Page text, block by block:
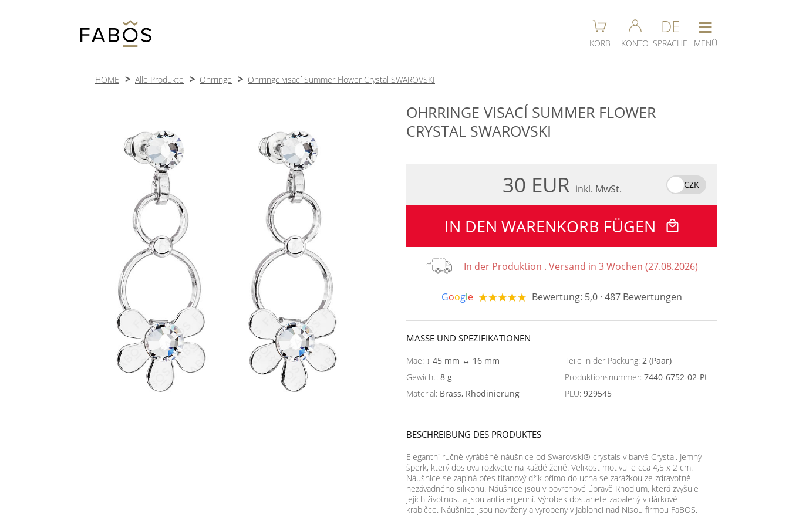
KORB KONTO
DE
SPRACHE
≡
MENÜ
HOME Alle Produkte Ohrringe Ohrringe visací Summer Flower Crystal SWAROVSKI
OHRRINGE VISACÍ SUMMER FLOWER
CRYSTAL SWAROVSKI
30 EUR inkl. MwSt. CZK
IN DEN WARENKORB FÜGEN
In der Produktion . Versand in 3 Wochen (27.08.2026)
Google Bewertung: 5,0 · 487 Bewertungen
MASSE UND SPEZIFIKATIONEN
Mae: ↕ 45 mm ↔ 16 mm
Gewicht: 8 g
Material: Brass, Rhodinierung
Teile in der Packung: 2 (Paar)
Produktionsnummer: 7440-6752-02-Pt
PLU: 929545
BESCHREIBUNG DES PRODUKTES
Elegantní ručně vyráběné náušnice od Swarovski® crystals v barvě Crystal. Jemný
šperk, který doslova rozkvete na každé ženě. Velikost motivu je cca 4,5 x 2 cm.
Náušnice se zapíná přes titanový dřík přímo do ucha se zarážkou ze zdravotně
nezávadného silikonu. Náušnice jsou v povrchové úpravě Rhodium, která zvyšuje
jejich životnost a jsou antialergenní. Výrobek dostanete zabalený v dárkové
krabičce. Náušnice jsou navrženy a vyrobeny v Jablonci nad Nisou firmou FaBOS.